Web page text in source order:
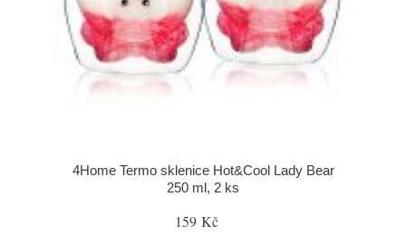
4Home Termo sklenice Hot&Cool Lady Bear
250 ml, 2 ks
159 Kč